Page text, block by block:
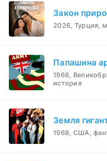
Закон
2026, Турция,
Папашина
1968,
история
Земля
1968, США,